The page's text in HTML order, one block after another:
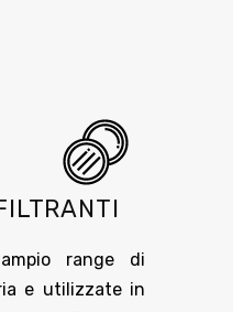
range di
e utilizzate in